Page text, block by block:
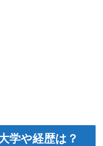
学や経歴は？